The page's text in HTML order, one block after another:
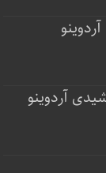
آردوینو